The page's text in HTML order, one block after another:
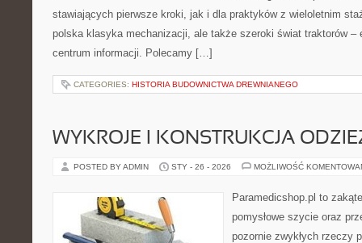
stawiających pierwsze kroki, jak i dla praktyków z wieloletnim
polska klasyka mechanizacji, ale także szeroki świat traktorów –
centrum informacji. Polecamy […]
CATEGORIES: HISTORIA BUDOWNICTWA DREWNIANEGO
WYKROJE I KONSTRUKCJA
POSTED BY ADMIN STY - 26 - 2026 MOŻLIWOŚĆ
Paramedicshop.pl to
pomysłowe szycie oraz
pozornie zwykłych rzeczy